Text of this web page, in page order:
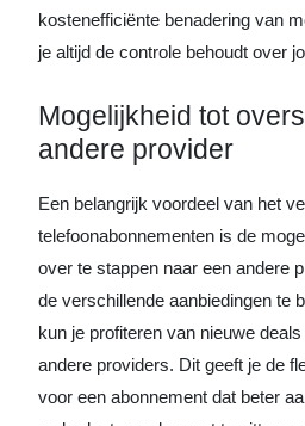
kostenefficiënte benadering van
je altijd de controle behoudt over
Mogelijkheid tot
andere provider
Een belangrijk voordeel van het
telefoonabonnementen is de
over te stappen naar een andere
de verschillende aanbiedingen te
kun je profiteren van nieuwe
andere providers. Dit geeft je de
voor een abonnement dat beter